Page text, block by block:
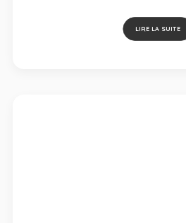
LIRE LA SUITE